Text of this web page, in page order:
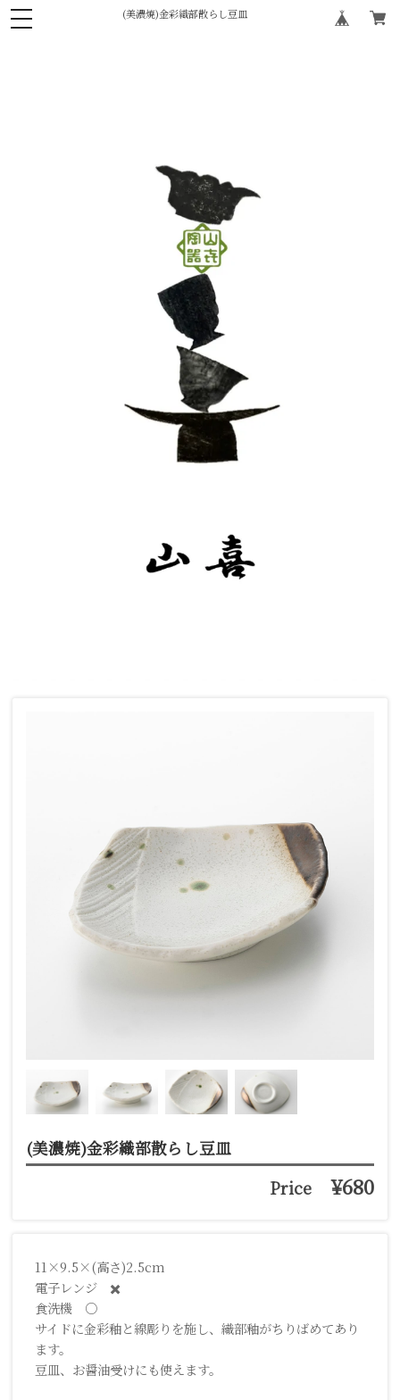
(美濃焼)金彩織部散らし豆皿
(美濃焼)金彩織部散らし豆皿
Price ¥680
11×9.5×(高さ)2.5cm
電子レンジ ✖️
食洗機 ○
サイドに金彩釉と線彫りを施し、織部釉がちりばめてあり
ます。
豆皿、お醤油受けにも使えます。